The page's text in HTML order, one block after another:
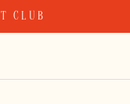
CLUB